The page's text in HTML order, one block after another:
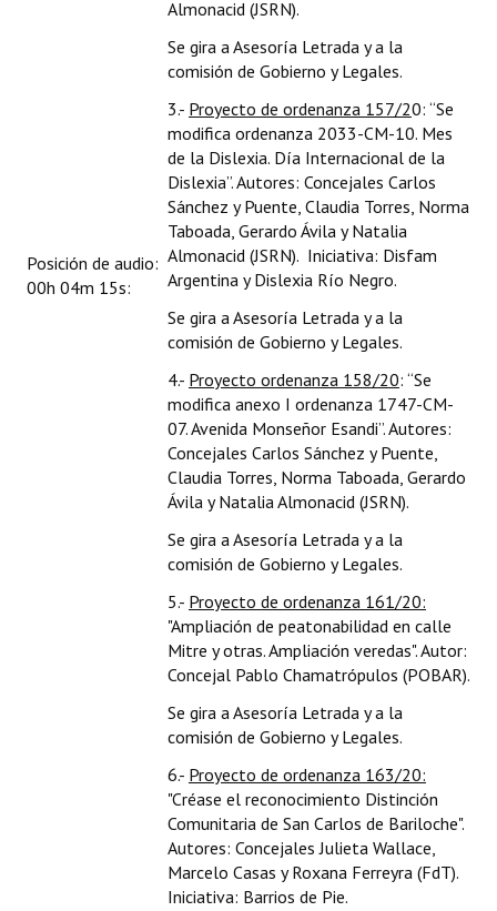
Posición de audio:
00h 04m 15s:
Almonacid (JSRN).
Se gira a Asesoría Letrada y a la
comisión de Gobierno y Legales.
3.- Proyecto de ordenanza 157/20: “Se
modifica ordenanza 2033-CM-10. Mes
de la Dislexia. Día Internacional de la
Dislexia”. Autores: Concejales Carlos
Sánchez y Puente, Claudia Torres, Norma
Taboada, Gerardo Ávila y Natalia
Almonacid (JSRN). Iniciativa: Disfam
Argentina y Dislexia Río Negro.
Se gira a Asesoría Letrada y a la
comisión de Gobierno y Legales.
4.- Proyecto ordenanza 158/20: “Se
modifica anexo I ordenanza 1747-CM-
07. Avenida Monseñor Esandi”. Autores:
Concejales Carlos Sánchez y Puente,
Claudia Torres, Norma Taboada, Gerardo
Ávila y Natalia Almonacid (JSRN).
Se gira a Asesoría Letrada y a la
comisión de Gobierno y Legales.
5.- Proyecto de ordenanza 161/20:
"Ampliación de peatonabilidad en calle
Mitre y otras. Ampliación veredas". Autor:
Concejal Pablo Chamatrópulos (POBAR).
Se gira a Asesoría Letrada y a la
comisión de Gobierno y Legales.
6.- Proyecto de ordenanza 163/20:
"Créase el reconocimiento Distinción
Comunitaria de San Carlos de Bariloche".
Autores: Concejales Julieta Wallace,
Marcelo Casas y Roxana Ferreyra (FdT).
Iniciativa: Barrios de Pie.